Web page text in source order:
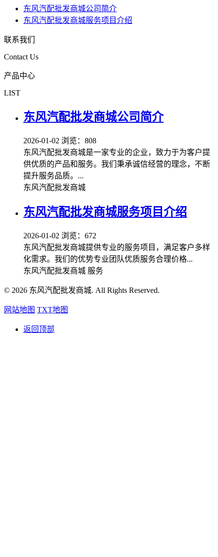
东风汽配批发商城公司简介
东风汽配批发商城服务项目介绍
联系我们
Contact Us
产品中心
LIST
东风汽配批发商城公司简介
2026-01-02 浏览：808
东风汽配批发商城是一家专业的企业，致力于为客户提
供优质的产品和服务。我们秉承诚信经营的理念，不断
提升服务品质。...
东风汽配批发商城
东风汽配批发商城服务项目介绍
2026-01-02 浏览：672
东风汽配批发商城提供专业的服务项目，满足客户多样
化需求。我们的优势专业团队优质服务合理价格...
东风汽配批发商城 服务
© 2026 东风汽配批发商城. All Rights Reserved.
网站地图 TXT地图
返回顶部